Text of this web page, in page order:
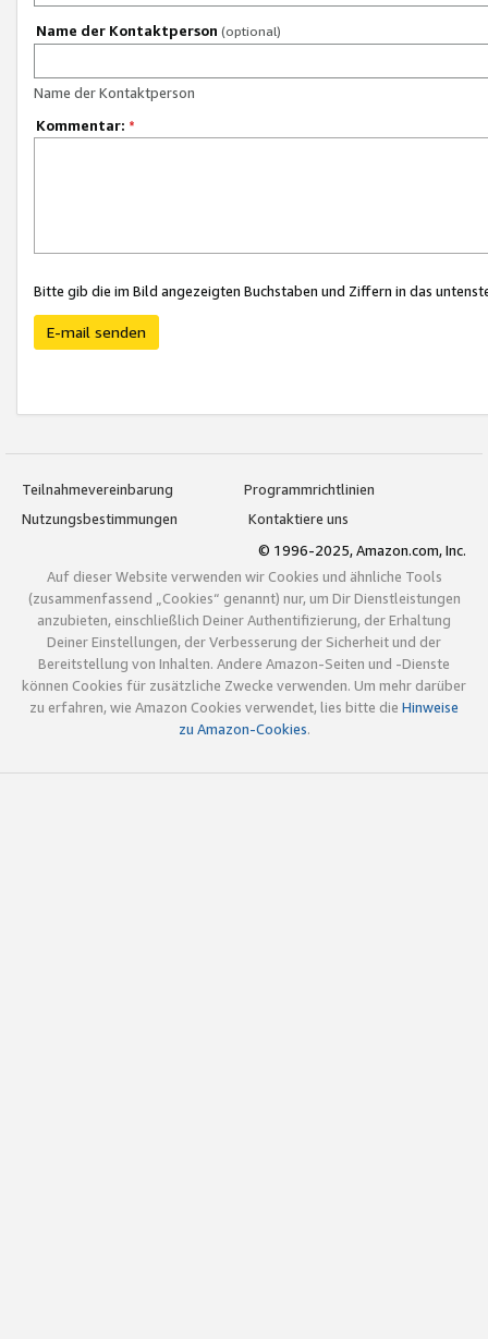
Name der Kontaktperson (optional)
Name der Kontaktperson
Kommentar: *
Bitte gib die im Bild angezeigten Buchstaben und Ziffern in das
E-mail senden
Teilnahmevereinbarung
Programmrichtlinien
Nutzungsbestimmungen
Kontaktiere uns
© 1996-2025, Amazon.com, Inc.
Auf dieser Website verwenden wir Cookies und ähnliche Tools
(zusammenfassend „Cookies“ genannt) nur, um Dir Dienstleistungen
anzubieten, einschließlich Deiner Authentifizierung, der Erhaltung
Deiner Einstellungen, der Verbesserung der Sicherheit und der
Bereitstellung von Inhalten. Andere Amazon-Seiten und -Dienste
können Cookies für zusätzliche Zwecke verwenden. Um mehr darüber
zu erfahren, wie Amazon Cookies verwendet, lies bitte die Hinweise
zu Amazon-Cookies.